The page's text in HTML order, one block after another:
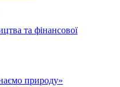
та фінансової
природу»